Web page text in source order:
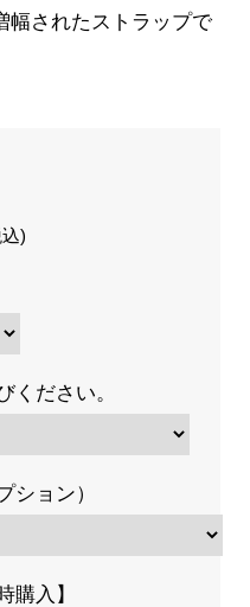
幅されたストラップで
)
ください。
ション）
購入】